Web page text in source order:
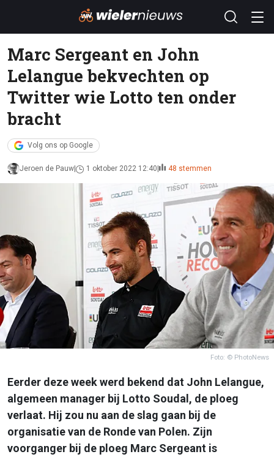
Marc Sergeant en John
Lelangue bekvechten op
Twitter wie Lotto ten onder
bracht
Volg ons op Google
Jeroen de Pauw 1 oktober 2022 12:40 48 stemmen
Foto: © PhotoNews
Eerder deze week werd bekend dat John Lelangue,
algemeen manager bij Lotto Soudal, de ploeg
verlaat. Hij zou nu aan de slag gaan bij de
organisatie van de Ronde van Polen. Zijn
voorganger bij de ploeg Marc Sergeant is